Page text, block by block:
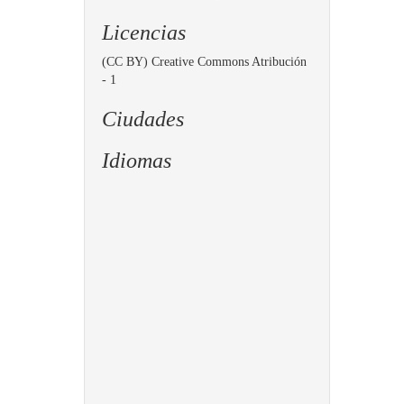
Licencias
(CC BY) Creative Commons Atribución
- 1
Ciudades
Idiomas